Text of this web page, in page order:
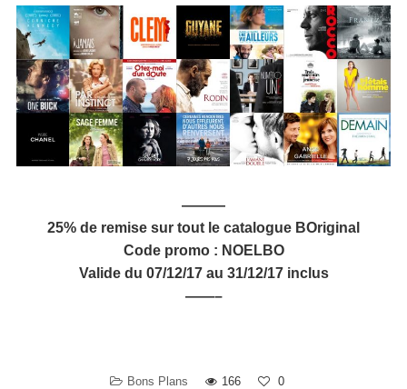
———
25% de remise sur tout le catalogue BOriginal
Code promo : NOELBO
Valide du 07/12/17 au 31/12/17 inclus
——–
Bons Plans 166 0